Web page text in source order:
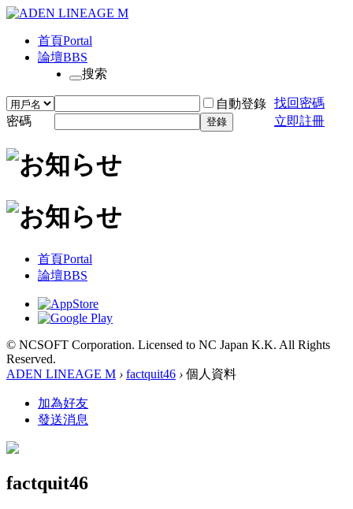
首頁Portal
論壇BBS
搜索
自動登錄 找回密碼
密碼
登錄 立即註冊
首頁Portal
論壇BBS
© NCSOFT Corporation. Licensed to NC Japan K.K. All Rights
Reserved.
ADEN LINEAGE M › factquit46 › 個人資料
加為好友
發送消息
factquit46